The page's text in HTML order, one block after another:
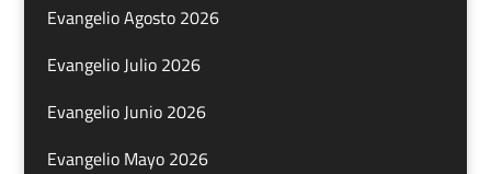
Evangelio Agosto 2026
Evangelio Julio 2026
Evangelio Junio 2026
Evangelio Mayo 2026